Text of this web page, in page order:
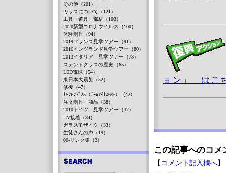
ョン」 はこ
この記事へのコメ
【 コメント記入欄へ】
その他（201）
ガラスについて（121）
工具・道具・部材（103）
2020新型コロナウイルス（100）
体験制作（94）
2019フランス見学ツアー（91）
2016イングランド見学ツアー（80）
2013イタリア 見学ツアー（78）
ステンドグラスの歴史（65）
LED電球（54）
東日本大震災（52）
修復（47）
ﾁｬﾝﾚﾝｼﾞ25（ﾁｰﾑﾏｲﾅｽ6%）（42）
注文制作・商品（38）
2010ドイツ 見学ツアー（37）
UV接着（34）
ガラスモザイク（33）
生徒さんの声（19）
00-リンク集（2）